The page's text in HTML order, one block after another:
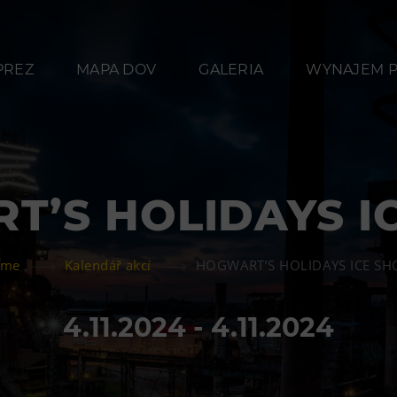
MAPA DOV GALERIA WYNAJEM
HOLIDAYS
Kalendář akcí HOGWART’S HOLIDAYS ICE
4.11.2024 - 4.11.2024
w
Przekąski
Techniki
L’Osteria